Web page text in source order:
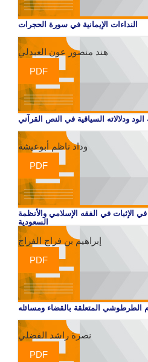
النداءات الإيمانية في سورة الحجرات
هند منصور عون العبدلي
PDF
ودلالاته السياقية في النص القرآني
وداد ناظم أبوعيشة
PDF
الإثبات في الفقه الإسلامي والأنظمة
السعودية
إبراهيم بن فراج الفراج
PDF
الطرطوشي المتعلقة بالقضاء ومسائله
نصرة راشد الفضلي
PDF